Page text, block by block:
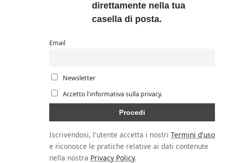
direttamente nella tua
casella di posta.
Email
Newsletter
Accetto l'informativa sulla privacy.
Iscrivendosi, l'utente accetta i nostri Termini d'uso
e riconosce le pratiche relative ai dati contenute
nella nostra Privacy Policy.